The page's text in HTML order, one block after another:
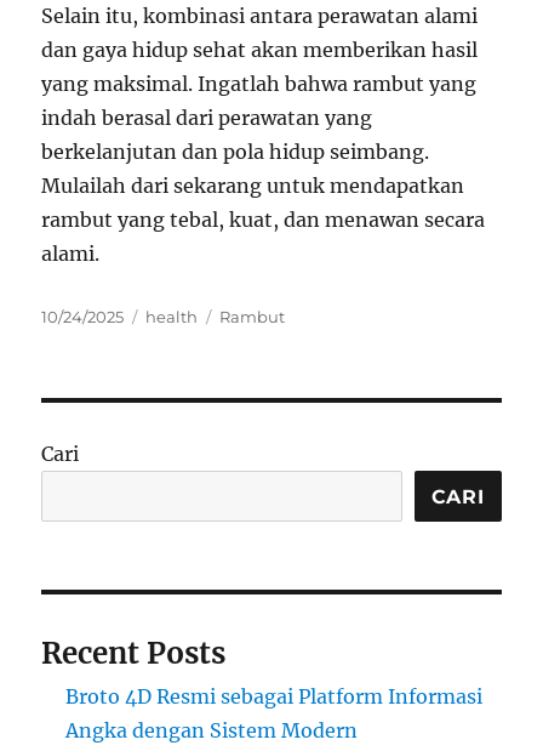
Selain itu, kombinasi antara perawatan alami
dan gaya hidup sehat akan memberikan hasil
yang maksimal. Ingatlah bahwa rambut yang
indah berasal dari perawatan yang
berkelanjutan dan pola hidup seimbang.
Mulailah dari sekarang untuk mendapatkan
rambut yang tebal, kuat, dan menawan secara
alami.
Posted
10/24/2025 Categories
health Tags
Rambut
Cari
CARI
Recent Posts
Broto 4D Resmi sebagai Platform Informasi
Angka dengan Sistem Modern